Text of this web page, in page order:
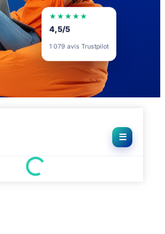
★★★★★
4,5/5
1 079 avis Trustpilot